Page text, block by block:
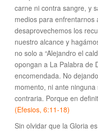
carne ni contra sangre, y
medios para enfrentarnos
desaprovechemos los
nuestro alcance y
no solo a “Alejandro el
opongan a La Palabra de
encomendada. No
momento, ni ante
contraria. Porque en
(Efesios, 6:11-18)
Sin olvidar que la Gloria